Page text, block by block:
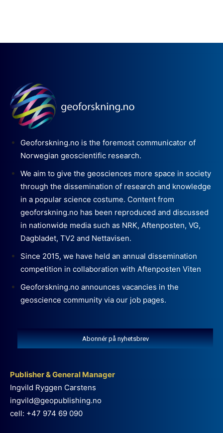
Geoforskning.no is the foremost communicator of
Norwegian geoscientific research.
We aim to give the geosciences more space in society
through the dissemination of research and knowledge
in a popular science costume. Content from
geoforskning.no has been reproduced and discussed
in nationwide media such as NRK, Aftenposten, VG,
Dagbladet, TV2 and Nettavisen.
Since 2015, we have held an annual dissemination
competition in collaboration with Aftenposten Viten
Geoforskning.no announces vacancies in the
geoscience community via our job pages.
Abonnér på nyhetsbrev
Publisher & General Manager
Ingvild Ryggen Carstens
ingvild@geopublishing.no
cell: +47 974 69 090